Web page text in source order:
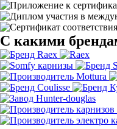
С какими